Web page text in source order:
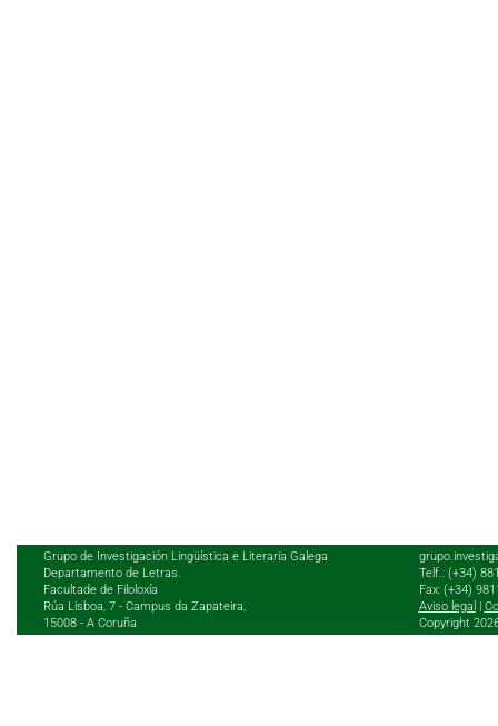
Grupo de Investigación Lingüística e Literaria Galega
Departamento de Letras.
Facultade de Filoloxía
Rúa Lisboa, 7 - Campus da Zapateira,
15008 - A Coruña
Telf.: (+34)
Fax: (+34)
Aviso legal |
Copyright